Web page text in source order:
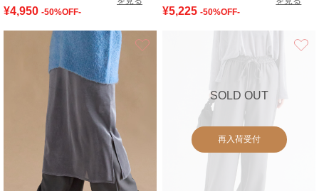
¥4,950 -50%OFF-
¥5,225 -50%OFF-
SOLD OUT
再入荷受付